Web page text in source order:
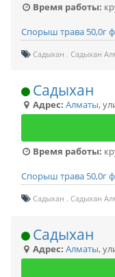
Время работы:
Спорыш трава 50,0г
Садыхан Садыхан
Садыхан
Адрес: Алматы,
Время работы:
Спорыш трава 50,0г
Садыхан Садыхан
Садыхан
Адрес: Алматы,